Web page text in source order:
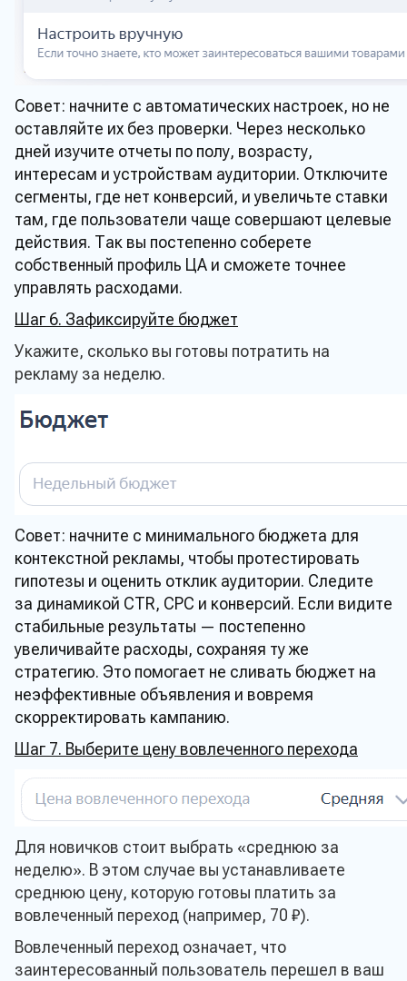
Совет: начните с автоматических настроек, но не
оставляйте их без проверки. Через несколько
дней изучите отчеты по полу, возрасту,
интересам и устройствам аудитории. Отключите
сегменты, где нет конверсий, и увеличьте ставки
там, где пользователи чаще совершают целевые
действия. Так вы постепенно соберете
собственный профиль ЦА и сможете точнее
управлять расходами.
Шаг 6. Зафиксируйте бюджет
Укажите, сколько вы готовы потратить на
рекламу за неделю.
Совет: начните с минимального бюджета для
контекстной рекламы, чтобы протестировать
гипотезы и оценить отклик аудитории. Следите
за динамикой CTR, CPC и конверсий. Если видите
стабильные результаты — постепенно
увеличивайте расходы, сохраняя ту же
стратегию. Это помогает не сливать бюджет на
неэффективные объявления и вовремя
скорректировать кампанию.
Шаг 7. Выберите цену вовлеченного перехода
Для новичков стоит выбрать «среднюю за
неделю». В этом случае вы устанавливаете
среднюю цену, которую готовы платить за
вовлеченный переход (например, 70 ₽).
Вовлеченный переход означает, что
заинтересованный пользователь перешел в ваш